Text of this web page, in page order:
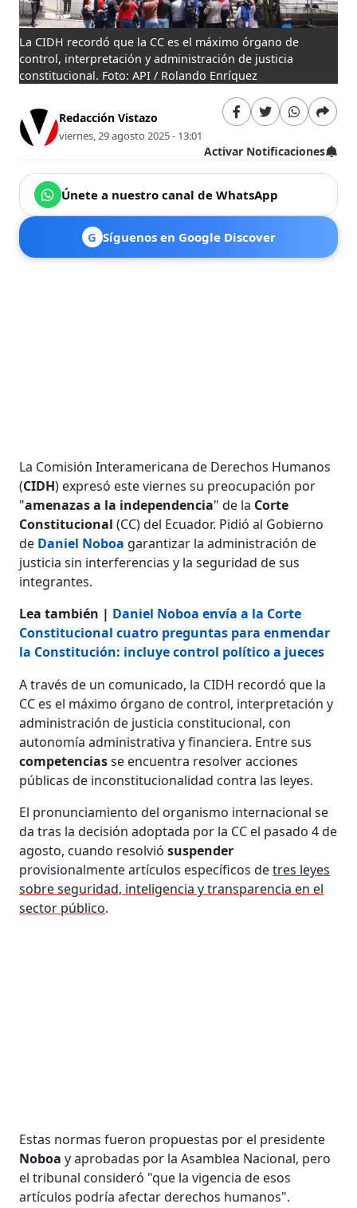
La CIDH recordó que la CC es el máximo órgano de
control, interpretación y administración de justicia
constitucional. Foto: API / Rolando Enríquez
Redacción Vistazo
viernes, 29 agosto 2025 - 13:01
Activar Notificaciones
Únete a nuestro canal de WhatsApp
G Síguenos en Google Discover
La Comisión Interamericana de Derechos Humanos
(CIDH) expresó este viernes su preocupación por
"amenazas a la independencia" de la Corte
Constitucional (CC) del Ecuador. Pidió al Gobierno
de Daniel Noboa garantizar la administración de
justicia sin interferencias y la seguridad de sus
integrantes.
Lea también | Daniel Noboa envía a la Corte
Constitucional cuatro preguntas para enmendar
la Constitución: incluye control político a jueces
A través de un comunicado, la CIDH recordó que la
CC es el máximo órgano de control, interpretación y
administración de justicia constitucional, con
autonomía administrativa y financiera. Entre sus
competenciasse encuentra resolver acciones
públicas de inconstitucionalidad contra las leyes.
El pronunciamiento del organismo internacional se
da tras la decisión adoptada por la CC el pasado 4 de
agosto, cuando resolviósuspender
provisionalmente artículos específicos detres leyes
sobre seguridad, inteligencia y transparencia en el
sector público.
Estas normas fueron propuestas por el presidente
Noboa y aprobadas por la Asamblea Nacional, pero
el tribunal consideró "que la vigencia de esos
artículos podría afectar derechos humanos".